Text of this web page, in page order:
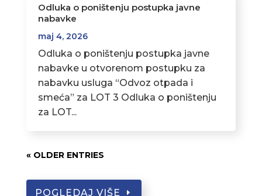
Odluka o poništenju postupka javne
nabavke
maj 4, 2026
Odluka o poništenju postupka javne
nabavke u otvorenom postupku za
nabavku usluga “Odvoz otpada i
smeća” za LOT 3 Odluka o poništenju
za LOT...
« OLDER ENTRIES
POGLEDAJ VIŠE